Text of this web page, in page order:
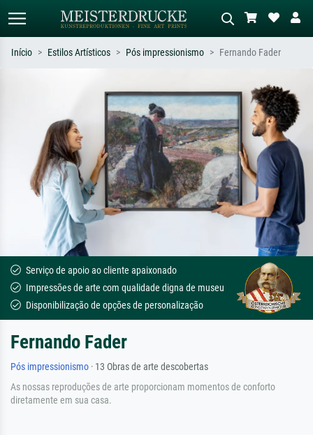
Pesquise por artista, título ou estilo –
ex: Monet, Noite Estrelada,
impressionismo, onda de Hokusai, nu.
Descreva a cena – ex: prado verde,
abstrato com muito vermelho, pintura
a óleo escura, nu em pé ao lado de
uma árvore.
Início Estilos Artísticos Pós impressionismo Fernando Fader
Serviço de apoio ao cliente apaixonado
Impressões de arte com qualidade digna de museu
Disponibilização de opções de personalização
Fernando Fader
Pós impressionismo · 13 Obras de arte descobertas
As nossas reproduções de arte proporcionam momentos de conforto
diretamente em sua casa.